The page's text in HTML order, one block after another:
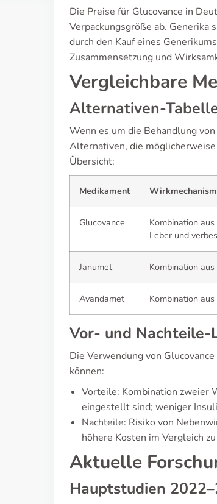
Die Preise für Glucovance in
Verpackungsgröße ab. Generika
durch den Kauf eines
Zusammensetzung und
Vergleichbare
Alternativen-
Wenn es um die Behandlung
Alternativen, die
Übersicht:
Medikament
Glucovance
Kombination
Leber und
Janumet Kombination
Avandamet Kombination
Vor- und Nachteile-
Die Verwendung von
können:
Vorteile: Kombination zweier
eingestellt sind; weniger
Nachteile: Risiko von
höhere Kosten im Vergleich
Aktuelle
Hauptstudien